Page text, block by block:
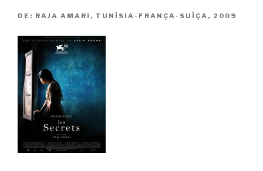
DE: RAJA AMARI, TUNÍSIA-FRANÇA-SUÍÇA, 2009